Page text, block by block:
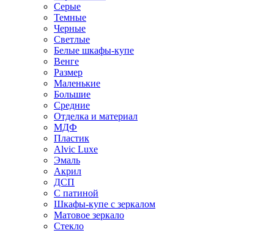
Серые
Темные
Черные
Светлые
Белые шкафы-купе
Венге
Размер
Маленькие
Большие
Средние
Отделка и материал
МДФ
Пластик
Alvic Luxe
Эмаль
Акрил
ДСП
С патиной
Шкафы-купе с зеркалом
Матовое зеркало
Стекло